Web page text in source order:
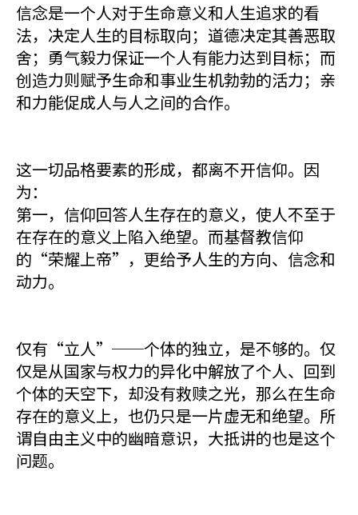
信念是一个人对于生命意义和人生追求的看
法，决定人生的目标取向；道德决定其善恶取
舍；勇气毅力保证一个人有能力达到目标；而
创造力则赋予生命和事业生机勃勃的活力；亲
和力能促成人与人之间的合作。
这一切品格要素的形成，都离不开信仰。因
为：
第一，信仰回答人生存在的意义，使人不至于
在存在的意义上陷入绝望。而基督教信仰
的“荣耀上帝”，更给予人生的方向、信念和
动力。
仅有“立人”──个体的独立，是不够的。仅
仅是从国家与权力的异化中解放了个人、回到
个体的天空下，却没有救赎之光，那么在生命
存在的意义上，也仍只是一片虚无和绝望。所
谓自由主义中的幽暗意识，大抵讲的也是这个
问题。